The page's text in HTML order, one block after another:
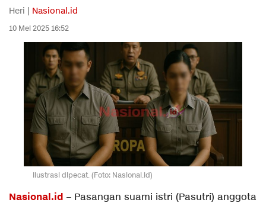
Heri | Nasional.id
10 Mei 2025 16:52
Ilustrasi dipecat. (Foto: Nasional.id)
Nasional.id – Pasangan suami istri (Pasutri) anggota